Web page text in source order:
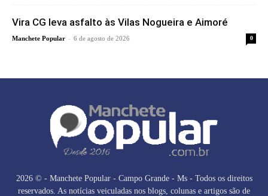
Vira CG leva asfalto às Vilas Nogueira e Aimoré
Manchete Popular - 6 de agosto de 2026 0
2026 © - Manchete Popular - Campo Grande - Ms - Todos os direitos
reservados. As notícias veiculadas nos blogs, colunas e artigos são de